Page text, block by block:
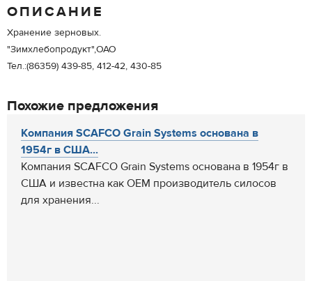
ОПИСАНИЕ
Хранение зерновых.
"Зимхлебопродукт",ОАО
Тел.:(86359) 439-85, 412-42, 430-85
Похожие предложения
Компания SCAFCO Grain Systems основана в
1954г в США...
Компания SCAFCO Grain Systems основана в 1954г в
США и известна как OEM производитель силосов
для хранения...